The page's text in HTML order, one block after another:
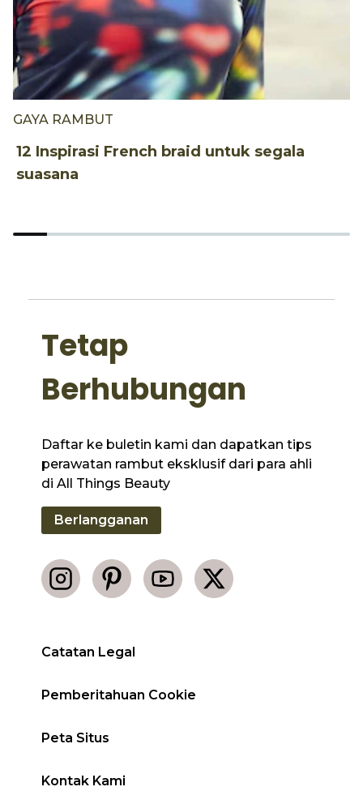
GAYA RAMBUT
12 Inspirasi French braid untuk segala
suasana
Catatan Legal
Pemberitahuan Cookie
Peta Situs
Kontak Kami
Tetap
Berhubungan
Daftar ke buletin kami dan dapatkan tips
perawatan rambut eksklusif dari para ahli
di All Things Beauty
Berlangganan